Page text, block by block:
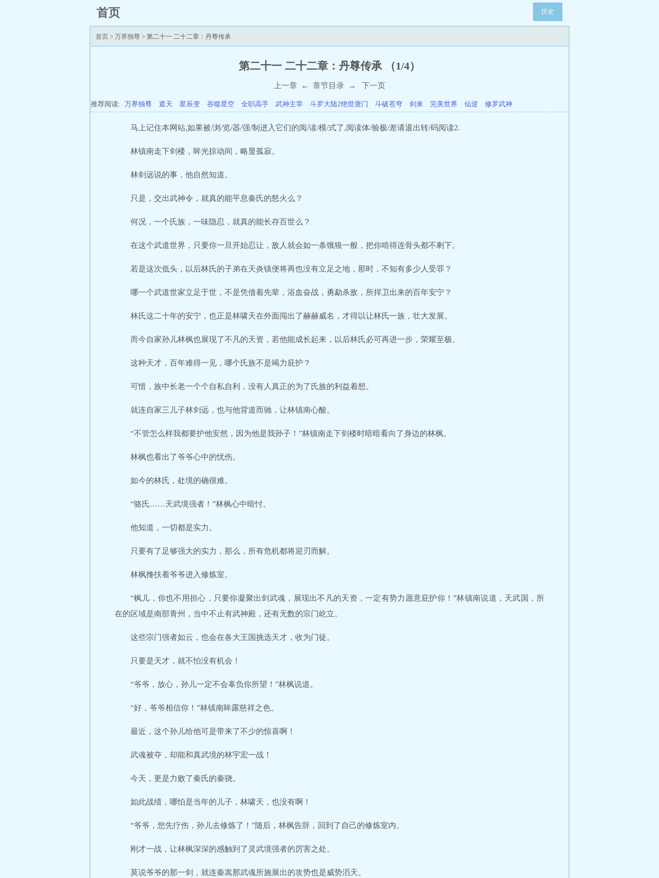
首页 历史
首页 > 万界独尊 > 第二十一 二十二章：丹尊传承
第二十一 二十二章：丹尊传承 （1/4）
上一章 ← 章节目录 → 下一页
推荐阅读: 万界独尊 遮天 星辰变 吞噬星空 全职高手 武神主宰 斗罗大陆2绝世唐门 斗破苍穹 剑来 完美世界 仙逆 修罗武神
马上记住本网站,如果被/浏/览/器/强/制进入它们的阅/读/模/式了,阅读体/验极/差请退出转/码阅读2.
林镇南走下剑楼，眸光掠动间，略显孤寂。
林剑远说的事，他自然知道。
只是，交出武神令，就真的能平息秦氏的怒火么？
何况，一个氏族，一味隐忍，就真的能长存百世么？
在这个武道世界，只要你一旦开始忍让，敌人就会如一条饿狼一般，把你啃得连骨头都不剩下。
若是这次低头，以后林氏的子弟在天炎镇便将再也没有立足之地，那时，不知有多少人受罪？
哪一个武道世家立足于世，不是凭借着先辈，浴血奋战，勇勐杀敌，所捍卫出来的百年安宁？
林氏这二十年的安宁，也正是林啸天在外面闯出了赫赫威名，才得以让林氏一族，壮大发展。
而今自家孙儿林枫也展现了不凡的天资，若他能成长起来，以后林氏必可再进一步，荣耀至极。
这种天才，百年难得一见，哪个氏族不是竭力庇护？
可惜，族中长老一个个自私自利，没有人真正的为了氏族的利益着想。
就连自家三儿子林剑远，也与他背道而驰，让林镇南心酸。
“不管怎么样我都要护他安然，因为他是我孙子！”林镇南走下剑楼时暗暗看向了身边的林枫。
林枫也看出了爷爷心中的忧伤。
如今的林氏，处境的确很难。
“骆氏……天武境强者！”林枫心中暗忖。
他知道，一切都是实力。
只要有了足够强大的实力，那么，所有危机都将迎刃而解。
林枫搀扶着爷爷进入修炼室。
“枫儿，你也不用担心，只要你凝聚出剑武魂，展现出不凡的天资，一定有势力愿意庇护你！”林镇南说道，天武国，所
在的区域是南部青州，当中不止有武神殿，还有无数的宗门屹立。
这些宗门强者如云，也会在各大王国挑选天才，收为门徒。
只要是天才，就不怕没有机会！
“爷爷，放心，孙儿一定不会辜负你所望！”林枫说道。
“好，爷爷相信你！”林镇南眸露慈祥之色。
最近，这个孙儿给他可是带来了不少的惊喜啊！
武魂被夺，却能和真武境的林宇宏一战！
今天，更是力败了秦氏的秦骁。
如此战绩，哪怕是当年的儿子，林啸天，也没有啊！
“爷爷，您先疗伤，孙儿去修炼了！”随后，林枫告辞，回到了自己的修炼室内。
刚才一战，让林枫深深的感触到了灵武境强者的厉害之处。
莫说爷爷的那一剑，就连秦嵩那武魂所施展出的攻势也是威势滔天。